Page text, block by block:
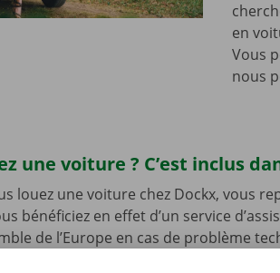
en
Vous
nous
une voiture ? C’est inclus
louez une voiture chez Dockx, vous
bénéficiez en effet d’un service
de l’Europe en cas de problème